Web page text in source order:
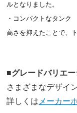
ルとなりました。
・コンパクトなタンク
高さを抑えたことで、
■グレードバリエ
さまざまなデザイ
詳しくは メーカー